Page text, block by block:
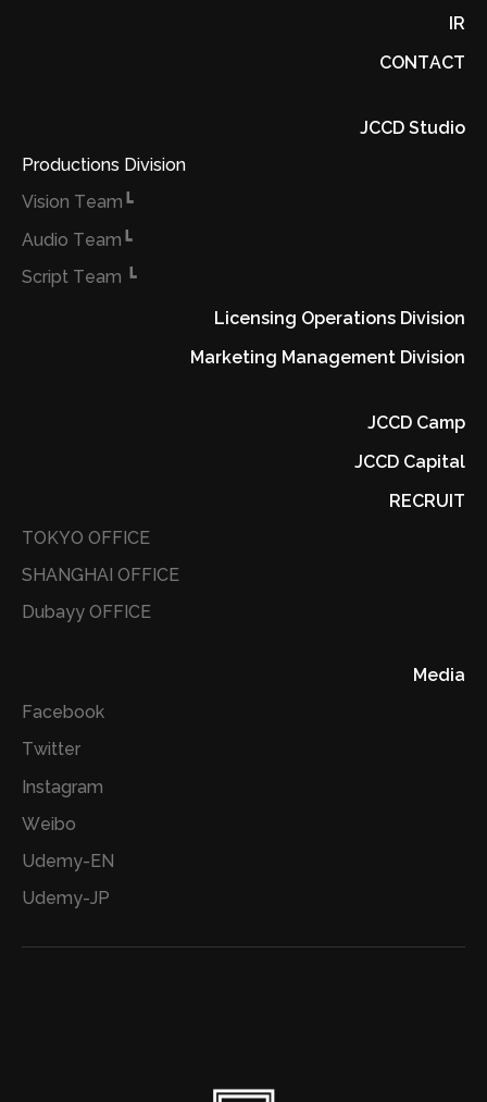
IR
CONTACT
JCCD Studio
Productions Division
┗Vision Team
┗Audio Team
┗ Script Team
Licensing Operations Division
Marketing Management Division
JCCD Camp
JCCD Capital
RECRUIT
TOKYO OFFICE
SHANGHAI OFFICE
Dubayy OFFICE
Media
Facebook
Twitter
Instagram
Weibo
Udemy-EN
Udemy-JP